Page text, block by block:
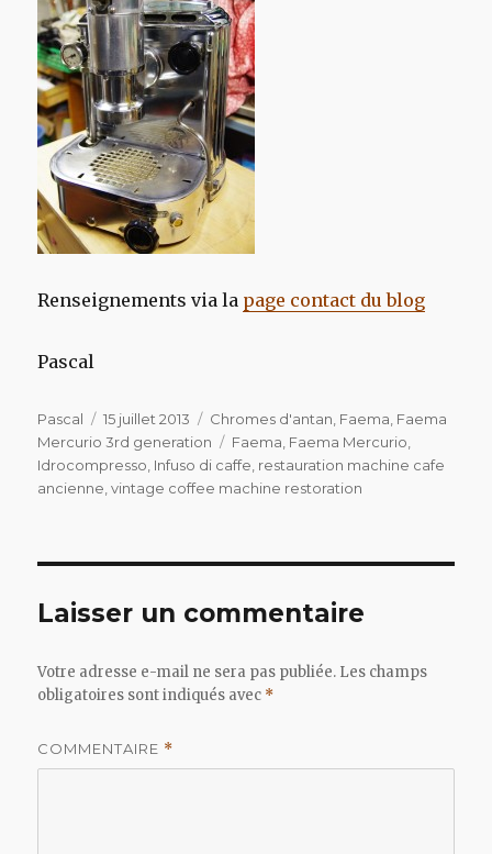
Renseignements via la page contact du blog
Pascal
Auteur
Pascal
Publié
le
15 juillet 2013 Catégories
Chromes d'antan, Faema, Faema
Mercurio 3rd generation
Étiquettes
Faema, Faema Mercurio,
Idrocompresso, Infuso di caffe, restauration machine cafe
ancienne,vintage coffee machine restoration
Laisser un commentaire
Votre adresse e-mail ne sera pas publiée. Les champs
obligatoires sont indiqués avec *
COMMENTAIRE *